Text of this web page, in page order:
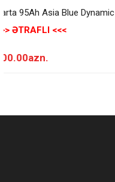
Varta 95Ah Asia Blue Dynamic
>>> ƏTRAFLI <<<
300.00azn.